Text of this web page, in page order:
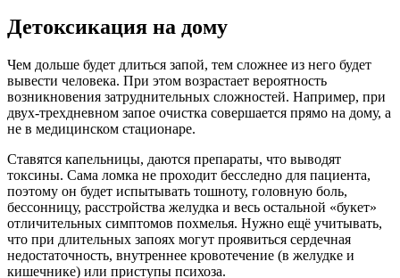
Детоксикация на дому
Чем дольше будет длиться запой, тем сложнее из него будет
вывести человека. При этом возрастает вероятность
возникновения затруднительных сложностей. Например, при
двух-трехдневном запое очистка совершается прямо на дому, а
не в медицинском стационаре.
Ставятся капельницы, даются препараты, что выводят
токсины. Сама ломка не проходит бесследно для пациента,
поэтому он будет испытывать тошноту, головную боль,
бессонницу, расстройства желудка и весь остальной «букет»
отличительных симптомов похмелья. Нужно ещё учитывать,
что при длительных запоях могут проявиться сердечная
недостаточность, внутреннее кровотечение (в желудке и
кишечнике) или приступы психоза.